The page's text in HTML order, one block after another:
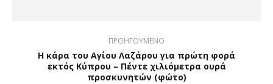
ΠΡΟΗΓΟΥΜΕΝΟ
Η κάρα του Αγίου Λαζάρου για πρώτη φορά
εκτός Κύπρου – Πέντε χιλιόμετρα ουρά
προσκυνητών (φώτο)